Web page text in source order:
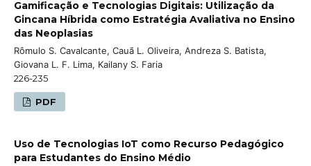
Gamificação e Tecnologias Digitais: Utilização da
Gincana Híbrida como Estratégia Avaliativa no Ensino
das Neoplasias
Rômulo S. Cavalcante, Cauã L. Oliveira, Andreza S. Batista,
Giovana L. F. Lima, Kailany S. Faria
226-235
PDF
Uso de Tecnologias IoT como Recurso Pedagógico
para Estudantes do Ensino Médio